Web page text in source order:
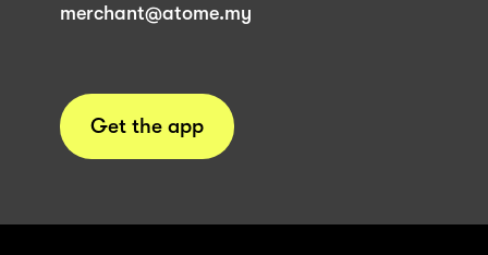
merchant@atome.my
Get the app